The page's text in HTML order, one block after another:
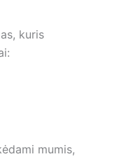
kuris
mumis,